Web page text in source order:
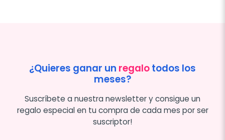
¿Quieres ganar un regalotodos los
meses?
Suscríbete a nuestra newsletter y consigue un
regalo especial en tu compra de cada mes por ser
suscriptor!